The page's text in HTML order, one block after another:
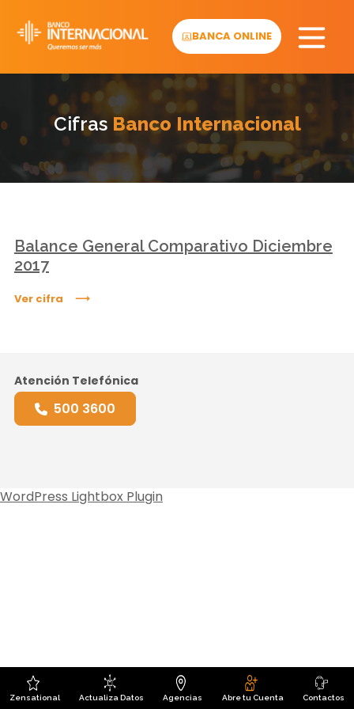
content
BANCA ONLINE
Cifras Banco Internacional
Balance General Comparativo Diciembre
2017
Ver cifra
Atención Telefónica
500 3600
Zensational Actualiza Datos Agencias Abre tu Cuenta Contactos
WordPress Lightbox Plugin